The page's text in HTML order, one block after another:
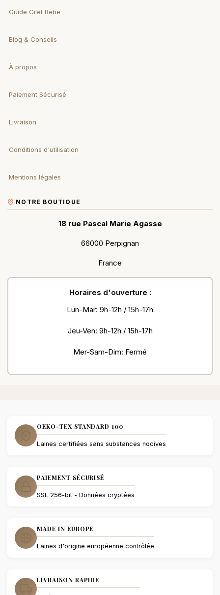
Guide Gilet Bebe
Blog & Conseils
À propos
Paiement Sécurisé
Livraison
Conditions d'utilisation
Mentions légales
NOTRE BOUTIQUE
18 rue Pascal Marie Agasse
66000 Perpignan
France
Horaires d'ouverture :
Lun-Mar: 9h-12h / 15h-17h
Jeu-Ven: 9h-12h / 15h-17h
Mer-Sam-Dim: Fermé
OEKO-TEX STANDARD 100
Laines certifiées sans substances nocives
PAIEMENT SÉCURISÉ
SSL 256-bit - Données cryptées
MADE IN EUROPE
Laines d'origine européenne contrôlée
LIVRAISON RAPIDE